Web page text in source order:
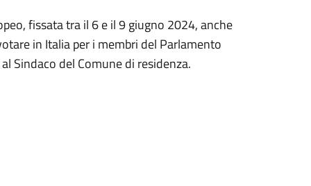
fissata tra il 6 e il 9 giugno 2024, anche
in Italia per i membri del Parlamento
Sindaco del Comune di residenza.